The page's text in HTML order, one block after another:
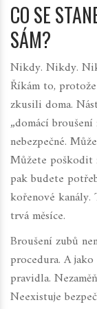
CO SE
SÁM?
Nikdy. Nikdy.
Říkám to,
zkusili doma.
„domácí
nebezpečné.
Můžete poškodit
pak budete
kořenové
trvá měsíce.
Broušení zubů
procedura. A
pravidla.
Neexistuje